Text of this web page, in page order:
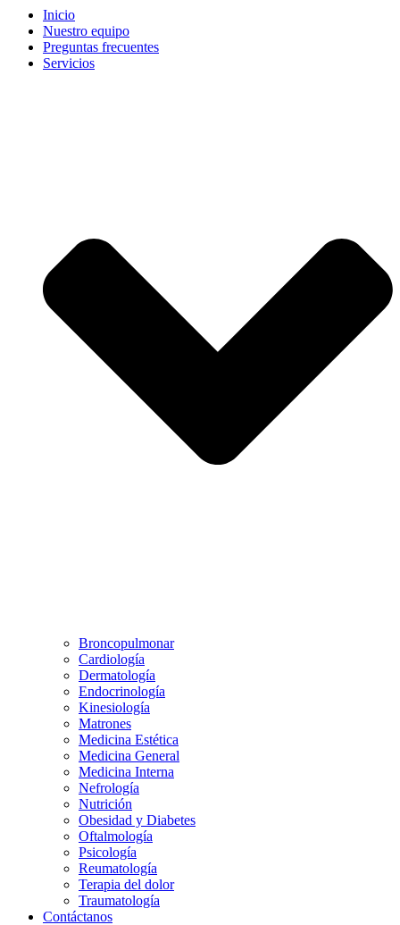
Inicio
Nuestro equipo
Preguntas frecuentes
Servicios
Broncopulmonar
Cardiología
Dermatología
Endocrinología
Kinesiología
Matrones
Medicina Estética
Medicina General
Medicina Interna
Nefrología
Nutrición
Obesidad y Diabetes
Oftalmología
Psicología
Reumatología
Terapia del dolor
Traumatología
Contáctanos